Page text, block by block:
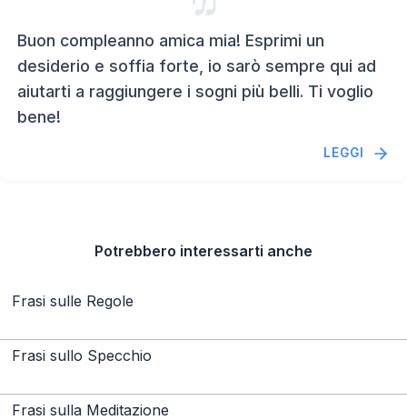
Buon compleanno amica mia! Esprimi un
desiderio e soffia forte, io sarò sempre qui ad
aiutarti a raggiungere i sogni più belli. Ti voglio
bene!
LEGGI
Potrebbero interessarti anche
Frasi sulle Regole
Frasi sullo Specchio
Frasi sulla Meditazione